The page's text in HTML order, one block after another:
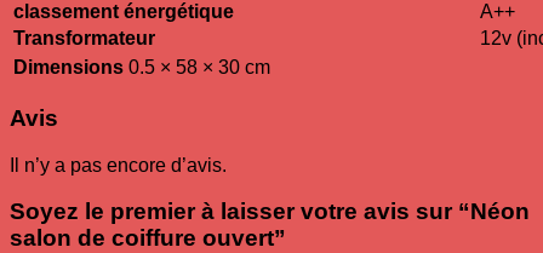
classement énergétique
A++
Transformateur
12v
Dimensions 0.5 × 58 × 30 cm
Avis
Il n’y a pas encore d’avis.
Soyez le premier à laisser votre avis sur “Néon
salon de coiffure ouvert”